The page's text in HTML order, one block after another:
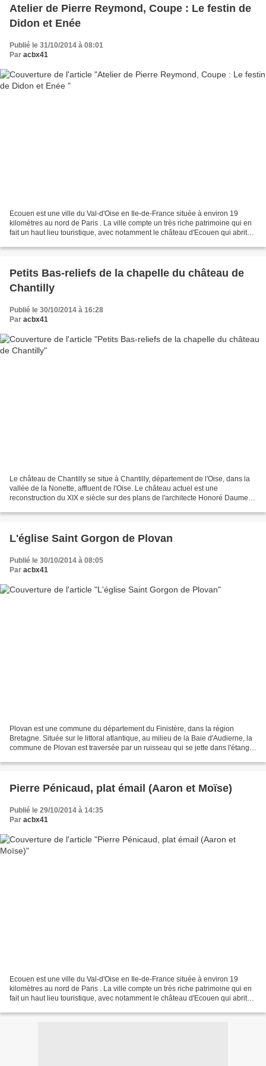
Atelier de Pierre Reymond, Coupe : Le festin de
Didon et Enée
Publié le 31/10/2014 à 08:01
Par acbx41
Ecouen est une ville du Val-d'Oise en Ile-de-France située à environ 19
kilomètres au nord de Paris . La ville compte un très riche patrimoine qui en
fait un haut lieu touristique, avec notamment le château d'Ecouen qui abrite
Petits Bas-reliefs de la chapelle du château de
Chantilly
Publié le 30/10/2014 à 16:28
Par acbx41
Le château de Chantilly se situe à Chantilly, département de l'Oise, dans la
vallée de la Nonette, affluent de l'Oise. Le château actuel est une
reconstruction du XIX e siècle sur des plans de l'architecte Honoré Daumet
L'église Saint Gorgon de Plovan
Publié le 30/10/2014 à 08:05
Par acbx41
Plovan est une commune du département du Finistère, dans la région
Bretagne. Située sur le littoral atlantique, au milieu de la Baie d'Audierne, la
commune de Plovan est traversée par un ruisseau qui se jette dans l'étang
Pierre Pénicaud, plat émail (Aaron et Moïse)
Publié le 29/10/2014 à 14:35
Par acbx41
Ecouen est une ville du Val-d'Oise en Ile-de-France située à environ 19
kilomètres au nord de Paris . La ville compte un très riche patrimoine qui en
fait un haut lieu touristique, avec notamment le château d'Ecouen qui abrite